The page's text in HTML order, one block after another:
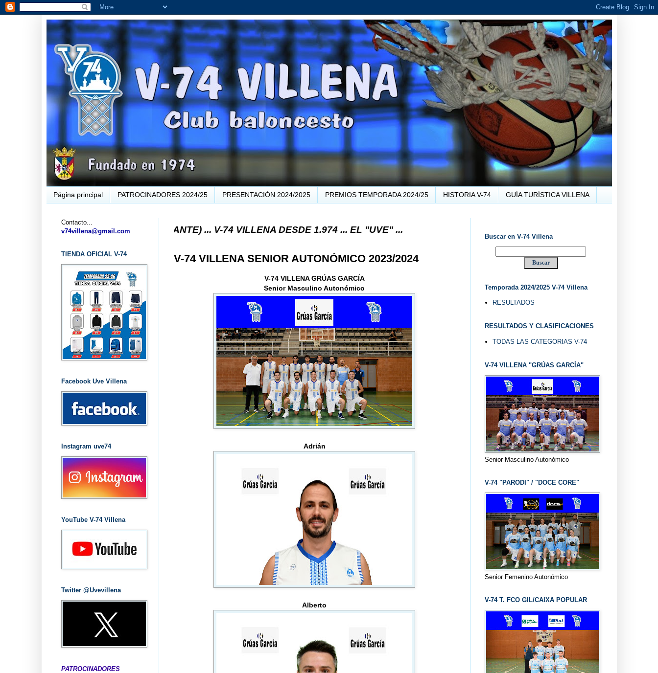
Página principal PATROCINADORES 2024/25 PRESENTACIÓN 2024/2025 PREMIOS TEMPORADA 2024/25 HISTORIA V-74 GUÍA TURÍSTICA VILLENA
V-74 VILLENA (ALICANTE) ... V-74 VILLENA DESDE 1.974 ... EL "UVE" ...
V-74 VILLENA SENIOR AUTONÓMICO 2023/2024
V-74 VILLENA GRÚAS GARCÍA
Senior Masculino Autonómico
Adrián
Alberto
Contacto...
v74villena@gmail.com
TIENDA OFICIAL V-74
Facebook Uve Villena
Instagram uve74
YouTube V-74 Villena
Twitter @Uvevillena
PATROCINADORES
Buscar en V-74 Villena
Temporada 2024/2025 V-74 Villena
RESULTADOS
RESULTADOS Y CLASIFICACIONES
TODAS LAS CATEGORIAS V-74
V-74 VILLENA "GRÚAS GARCÍA"
Senior Masculino Autonómico
V-74 "PARODI" / "DOCE CORE"
Senior Femenino Autonómico
V-74 T. FCO GIL/CAIXA POPULAR